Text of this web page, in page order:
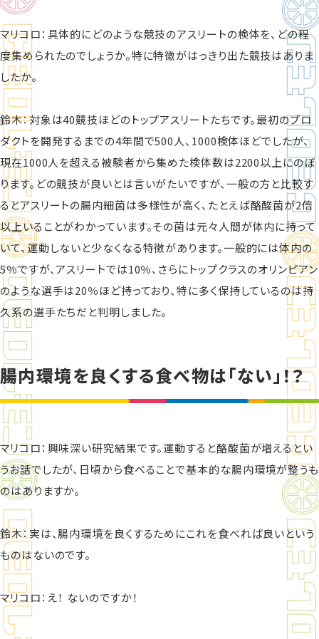
マリコロ：具体的にどのような競技のアスリートの検体を、どの程
度集められたのでしょうか。特に特徴がはっきり出た競技はありま
したか。
鈴木：対象は40競技ほどのトップアスリートたちです。最初のプロ
ダクトを開発するまでの4年間で500人、1000検体ほどでしたが、
現在1000人を超える被験者から集めた検体数は2200以上にのぼ
ります。どの競技が良いとは言いがたいですが、一般の方と比較す
るとアスリートの腸内細菌は多様性が高く、たとえば酪酸菌が2倍
以上いることがわかっています。その菌は元々人間が体内に持って
いて、運動しないと少なくなる特徴があります。一般的には体内の
5％ですが、アスリートでは10％、さらにトップクラスのオリンピアン
のような選手は20％ほど持っており、特に多く保持しているのは持
久系の選手たちだと判明しました。
腸内環境を良くする食べ物は「ない」！？
マリコロ：興味深い研究結果です。運動すると酪酸菌が増えるとい
うお話でしたが、日頃から食べることで基本的な腸内環境が整うも
のはありますか。
鈴木：実は、腸内環境を良くするためにこれを食べれば良いという
ものはないのです。
マリコロ：え！ ないのですか！